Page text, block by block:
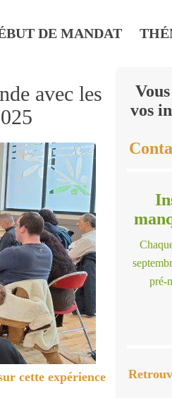
DE MANDAT
avec les
cette expérience
vos
pré-